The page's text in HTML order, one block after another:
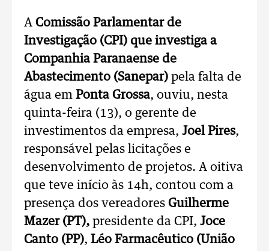
A Comissão Parlamentar de
Investigação (CPI) que investiga a
Companhia Paranaense de
Abastecimento (Sanepar) pela falta de
água em Ponta Grossa, ouviu, nesta
quinta-feira (13), o gerente de
investimentos da empresa, Joel Pires,
responsável pelas licitações e
desenvolvimento de projetos. A oitiva
que teve início às 14h, contou com a
presença dos vereadores Guilherme
Mazer (PT), presidente da CPI, Joce
Canto (PP), Léo Farmacêutico (União